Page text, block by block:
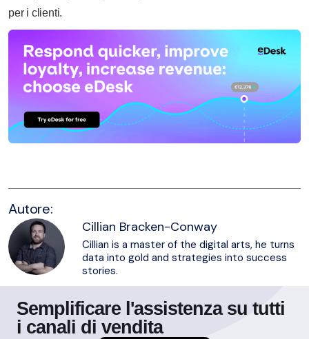
per i clienti.
Autore:
Cillian Bracken-Conway
Cillian is a master of the digital arts, he turns
data into gold and strategies into success
stories.
Semplificare l'assistenza su tutti
i canali di vendita